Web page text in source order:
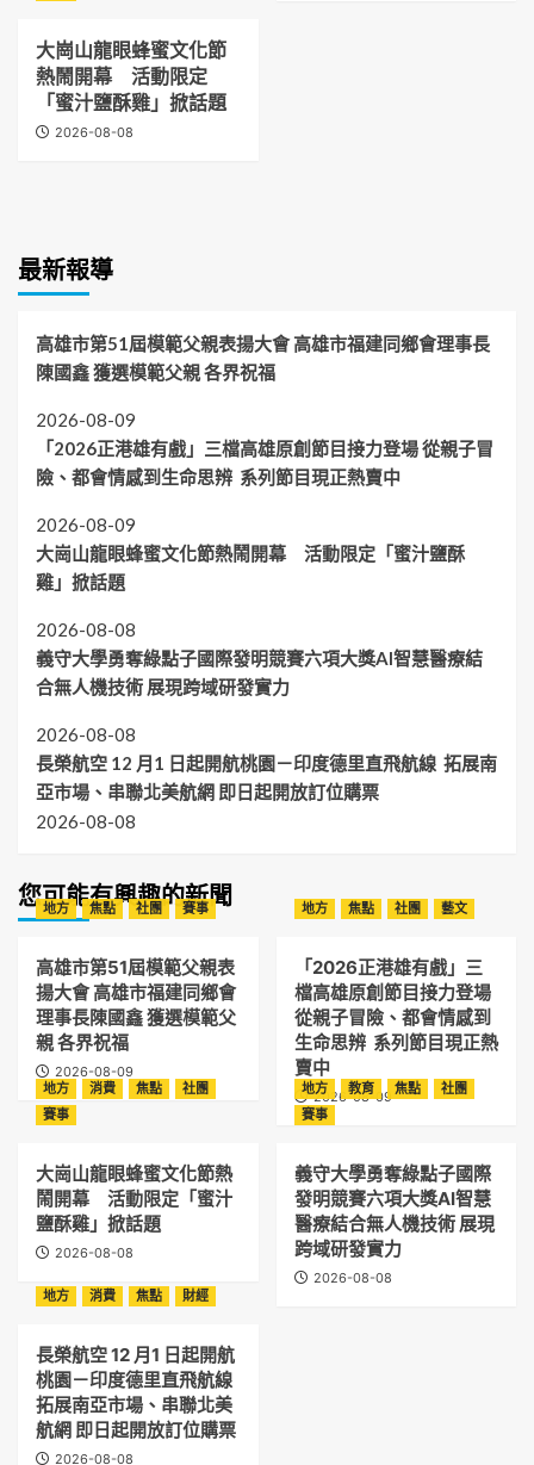
大崗山龍眼蜂蜜文化節
熱鬧開幕 活動限定
「蜜汁鹽酥雞」掀話題
2026-08-08
最新報導
高雄市第51屆模範父親表揚大會 高雄市福建同鄉會理事長
陳國鑫 獲選模範父親 各界祝福
2026-08-09
「2026正港雄有戲」三檔高雄原創節目接力登場 從親子冒
險、都會情感到生命思辨 系列節目現正熱賣中
2026-08-09
大崗山龍眼蜂蜜文化節熱鬧開幕 活動限定「蜜汁鹽酥
雞」掀話題
2026-08-08
義守大學勇奪綠點子國際發明競賽六項大獎AI智慧醫療結
合無人機技術 展現跨域研發實力
2026-08-08
長榮航空 12 月1 日起開航桃園－印度德里直飛航線 拓展南
亞市場、串聯北美航網 即日起開放訂位購票
2026-08-08
您可能有興趣的新聞
地方 焦點 社團 賽事
高雄市第51屆模範父親表
揚大會 高雄市福建同鄉會
理事長陳國鑫 獲選模範父
親 各界祝福
2026-08-09
地方 焦點 社團 藝文
「2026正港雄有戲」三
檔高雄原創節目接力登場
從親子冒險、都會情感到
生命思辨 系列節目現正熱
賣中
2026-08-09
地方 消費 焦點
社團
賽事
大崗山龍眼蜂蜜文化節熱
鬧開幕 活動限定「蜜汁
鹽酥雞」掀話題
2026-08-08
地方 教育 焦點
社團
賽事
義守大學勇奪綠點子國際
發明競賽六項大獎AI智慧
醫療結合無人機技術 展現
跨域研發實力
2026-08-08
地方
消費 焦點 財經
長榮航空 12 月1 日起開航
桃園－印度德里直飛航線
拓展南亞市場、串聯北美
航網 即日起開放訂位購票
2026-08-08